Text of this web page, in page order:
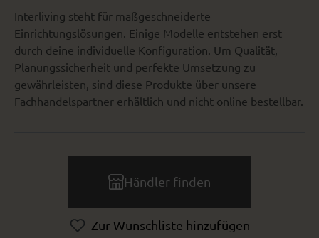
Interliving steht für maßgeschneiderte
Einrichtungslösungen. Einige Modelle entstehen erst
durch deine individuelle Konfiguration. Um Qualität,
Planungssicherheit und perfekte Umsetzung zu
gewährleisten, sind diese Produkte über unsere
Fachhandelspartner erhältlich und nicht online bestellbar.
Händler finden
Zur Wunschliste hinzufügen